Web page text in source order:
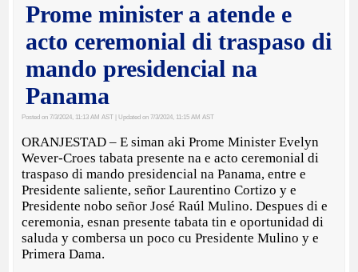
Prome minister a atende e
acto ceremonial di traspaso di
mando presidencial na
Panama
Posted on 7/3/2024, 11:13 AM AST | Updated on 7/3/2024, 11:15 AM AST
ORANJESTAD – E siman aki Prome Minister Evelyn
Wever-Croes tabata presente na e acto ceremonial di
traspaso di mando presidencial na Panama, entre e
Presidente saliente, señor Laurentino Cortizo y e
Presidente nobo señor José Raúl Mulino. Despues di e
ceremonia, esnan presente tabata tin e oportunidad di
saluda y combersa un poco cu Presidente Mulino y e
Primera Dama.